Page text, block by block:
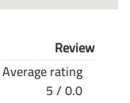
Review
Average rating
0.0 / 5